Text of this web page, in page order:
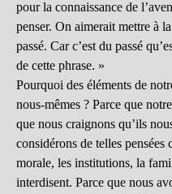
pour la connaissance de
penser. On aimerait mettre à
passé. Car c’est du passé
de cette phrase. »
Pourquoi des éléments de
nous-mêmes ? Parce que
que nous craignons qu’ils
considérons de telles
morale, les institutions, la
interdisent. Parce que nous